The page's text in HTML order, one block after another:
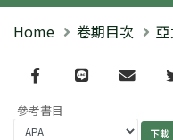
Home 卷期目次
Facebook
line email
參考書目